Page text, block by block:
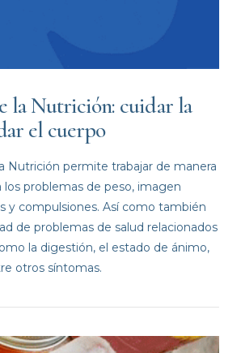
la Nutrición: cuidar la
el cuerpo
Nutrición permite trabajar de manera
problemas de peso, imagen
y compulsiones. Así como también
de problemas de salud relacionados
la digestión, el estado de ánimo,
otros síntomas.